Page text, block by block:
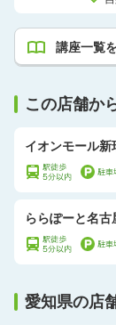
講座一覧
この店舗か
イオンモール新
ららぽーと名
愛知県の店